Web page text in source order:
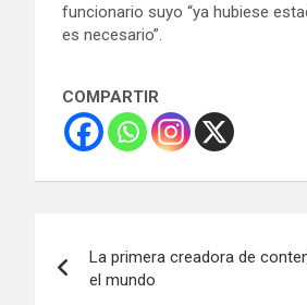
funcionario suyo “ya hubiese
es necesario”.
COMPARTIR
de
La primera creadora de
el mundo